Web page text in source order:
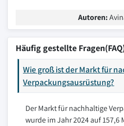
Autoren:
Häufig gestellte
Wie groß ist der Markt für
Verpackungsausrüstung?
Der Markt für nachhaltige
wurde im Jahr 2024 auf 157,6